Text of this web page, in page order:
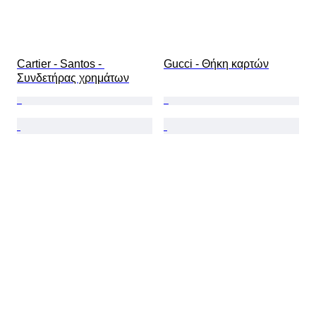
Cartier - Santos -
Συνδετήρας χρημάτων
Gucci - Θήκη καρτών